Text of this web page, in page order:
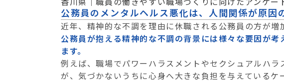
公務員のメンタルヘルス悪化は、人間関係が原因
近年、精神的な不調を理由に休職される公務員の方が
公務員が抱える精神的な不調の背景には様々な要因が
ます。
例えば、職場でパワーハラスメントやセクシュアルハ
が、気づかないうちに心身へ大きな負担を与えているケ